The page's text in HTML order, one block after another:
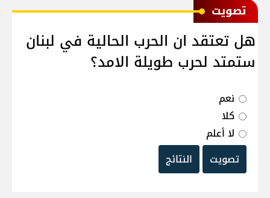
ﺗﺼﻮﻳﺖ
هل تعتقد ان الحرب الحالية في لبنان
ستمتد لحرب طويلة الامد؟
نعم
كلا
لا أعلم
تصويت
النتائج